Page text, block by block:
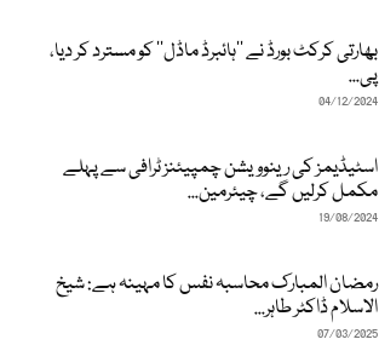
بھارتی کرکٹ بورڈ نے ’’ہائبرڈ ماڈل‘‘ کو مسترد کر دیا،
پی...
04/12/2024
اسٹیڈیمز کی رینوویشن چمپیئنز ٹرافی سے پہلے
مکمل کرلیں گے، چیئرمین...
19/08/2024
رمضان المبارک محاسبہ نفس کا مہینہ ہے: شیخ
الاسلام ڈاکٹر طاہر...
07/03/2025